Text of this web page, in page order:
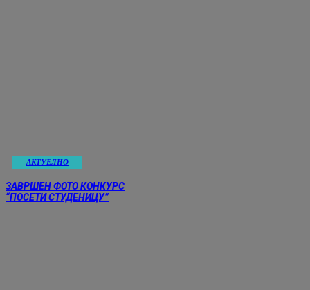
АКТУЕЛНО
ЗАВРШЕН ФОТО КОНКУРС
“ПОСЕТИ СТУДЕНИЦУ”